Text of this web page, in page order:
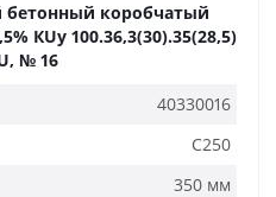
коробчатый
КUу 100.36,3(30).35(28,5)
№ 16
40330016
C250
350 мм